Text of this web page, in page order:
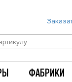
ФАБРИКИ